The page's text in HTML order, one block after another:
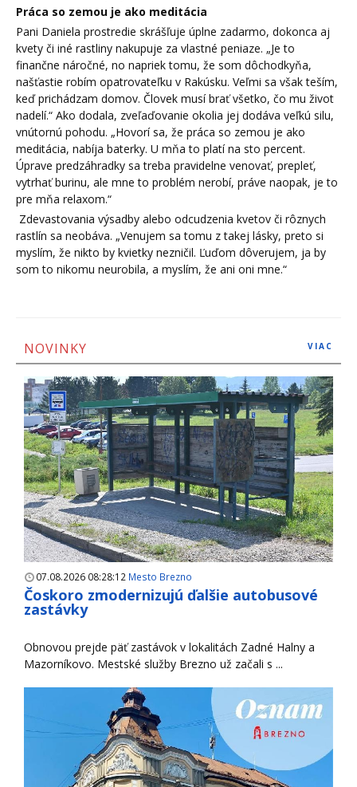
Práca so zemou je ako meditácia
Pani Daniela prostredie skrášľuje úplne zadarmo, dokonca aj
kvety či iné rastliny nakupuje za vlastné peniaze. „Je to
finančne náročné, no napriek tomu, že som dôchodkyňa,
našťastie robím opatrovateľku v Rakúsku. Veľmi sa však teším,
keď prichádzam domov. Človek musí brať všetko, čo mu život
nadelí.“ Ako dodala, zveľaďovanie okolia jej dodáva veľkú silu,
vnútornú pohodu. „Hovorí sa, že práca so zemou je ako
meditácia, nabíja baterky. U mňa to platí na sto percent.
Úprave predzáhradky sa treba pravidelne venovať, prepleť,
vytrhať burinu, ale mne to problém nerobí, práve naopak, je to
pre mňa relaxom.“
Zdevastovania výsadby alebo odcudzenia kvetov či rôznych
rastlín sa neobáva. „Venujem sa tomu z takej lásky, preto si
myslím, že nikto by kvietky nezničil. Ľuďom dôverujem, ja by
som to nikomu neurobila, a myslím, že ani oni mne.“
NOVINKY VIAC
07.08.2026 08:28:12 Mesto Brezno
Čoskoro zmodernizujú ďalšie autobusové
zastávky
Obnovou prejde päť zastávok v lokalitách Zadné Halny a
Mazorníkovo. Mestské služby Brezno už začali s ...